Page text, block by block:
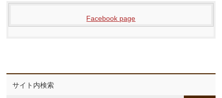
Facebook page
サイト内検索